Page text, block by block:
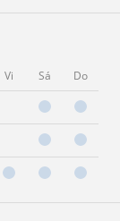
Vi Sá Do